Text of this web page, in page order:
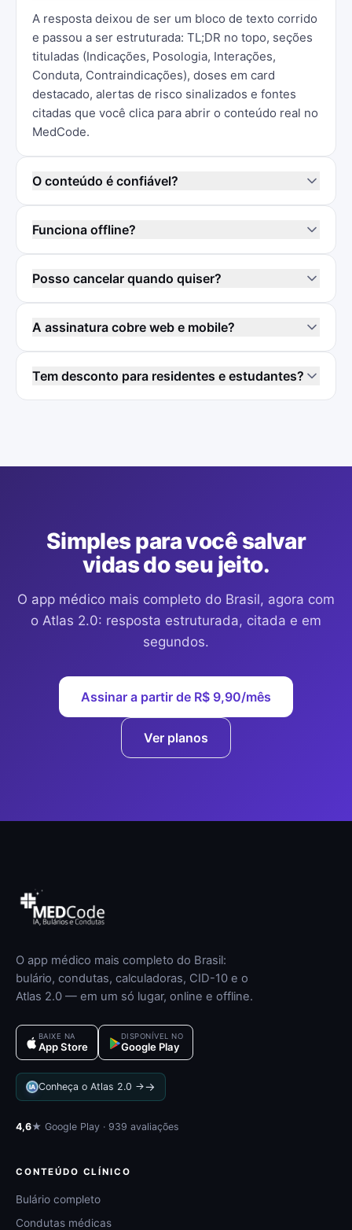
A resposta deixou de ser um bloco de texto corrido
e passou a ser estruturada: TL;DR no topo, seções
tituladas (Indicações, Posologia, Interações,
Conduta, Contraindicações), doses em card
destacado, alertas de risco sinalizados e fontes
citadas que você clica para abrir o conteúdo real no
MedCode.
O conteúdo é confiável?
Funciona offline?
Posso cancelar quando quiser?
A assinatura cobre web e mobile?
Tem desconto para residentes e estudantes?
Simples para você salvar
vidas do seu jeito.
O app médico mais completo do Brasil, agora com
o Atlas 2.0: resposta estruturada, citada e em
segundos.
Assinar a partir de R$ 9,90/mês
Ver planos
O app médico mais completo do Brasil:
bulário, condutas, calculadoras, CID-10 e o
Atlas 2.0 — em um só lugar, online e offline.
BAIXE NA
App Store
DISPONÍVEL NO
Google Play
IA Conheça o Atlas 2.0 →→
4,6★ Google Play · 939 avaliações
CONTEÚDO CLÍNICO
Bulário completo
Condutas médicas